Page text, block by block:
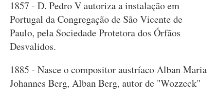
1857 - D. Pedro V autoriza a instalação em
Portugal da Congregação de São Vicente de
Paulo, pela Sociedade Protetora dos Órfãos
Desvalidos.
1885 - Nasce o compositor austríaco Alban Maria
Johannes Berg, Alban Berg, autor de "Wozzeck"